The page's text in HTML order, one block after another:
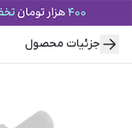
جزئیات محصول